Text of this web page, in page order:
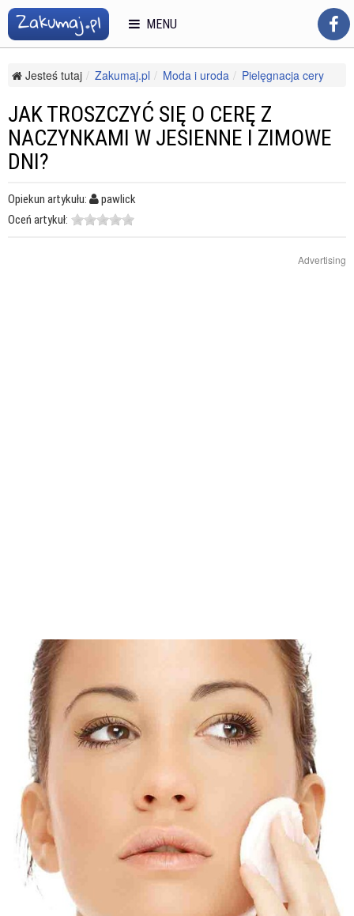
Jesteś tutaj Zakumaj.pl Moda i uroda
Pielęgnacja cery
Jak troszczyć się o cerę z naczynkami w jesienne i zimowe dni?
JAK TROSZCZYĆ SIĘ O CERĘ Z
NACZYNKAMI W JESIENNE I ZIMOWE
DNI?
Opiekun artykułu:
pawlick
Oceń artykuł:
Advertising
MENU